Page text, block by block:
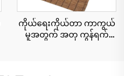
ကိုယ်ရေးကိုယ်တာ ကာကွယ်
မှုအတွက် အတု ကွန်ရက်